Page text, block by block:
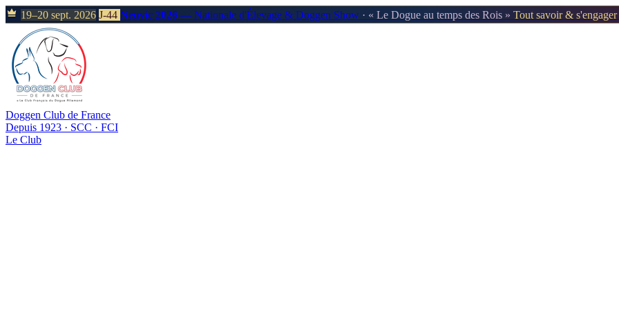
19–20 sept. 2026 J-44 Neuvic 2026 — Nationale d'Élevage & Doggen Show · « Le Dogue au temps des Rois » Tout savoir &
Doggen Club de France
Depuis 1923 · SCC · FCI
Le Club